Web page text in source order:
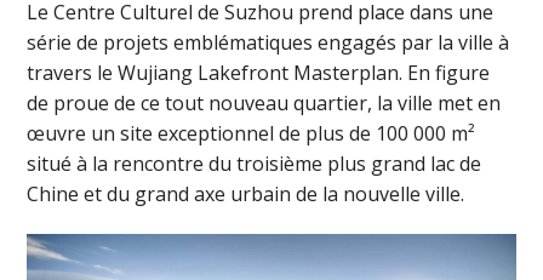
Le Centre Culturel de Suzhou prend place dans une
série de projets emblématiques engagés par la ville à
travers le Wujiang Lakefront Masterplan. En figure
de proue de ce tout nouveau quartier, la ville met en
œuvre un site exceptionnel de plus de 100 000 m²
situé à la rencontre du troisième plus grand lac de
Chine et du grand axe urbain de la nouvelle ville.